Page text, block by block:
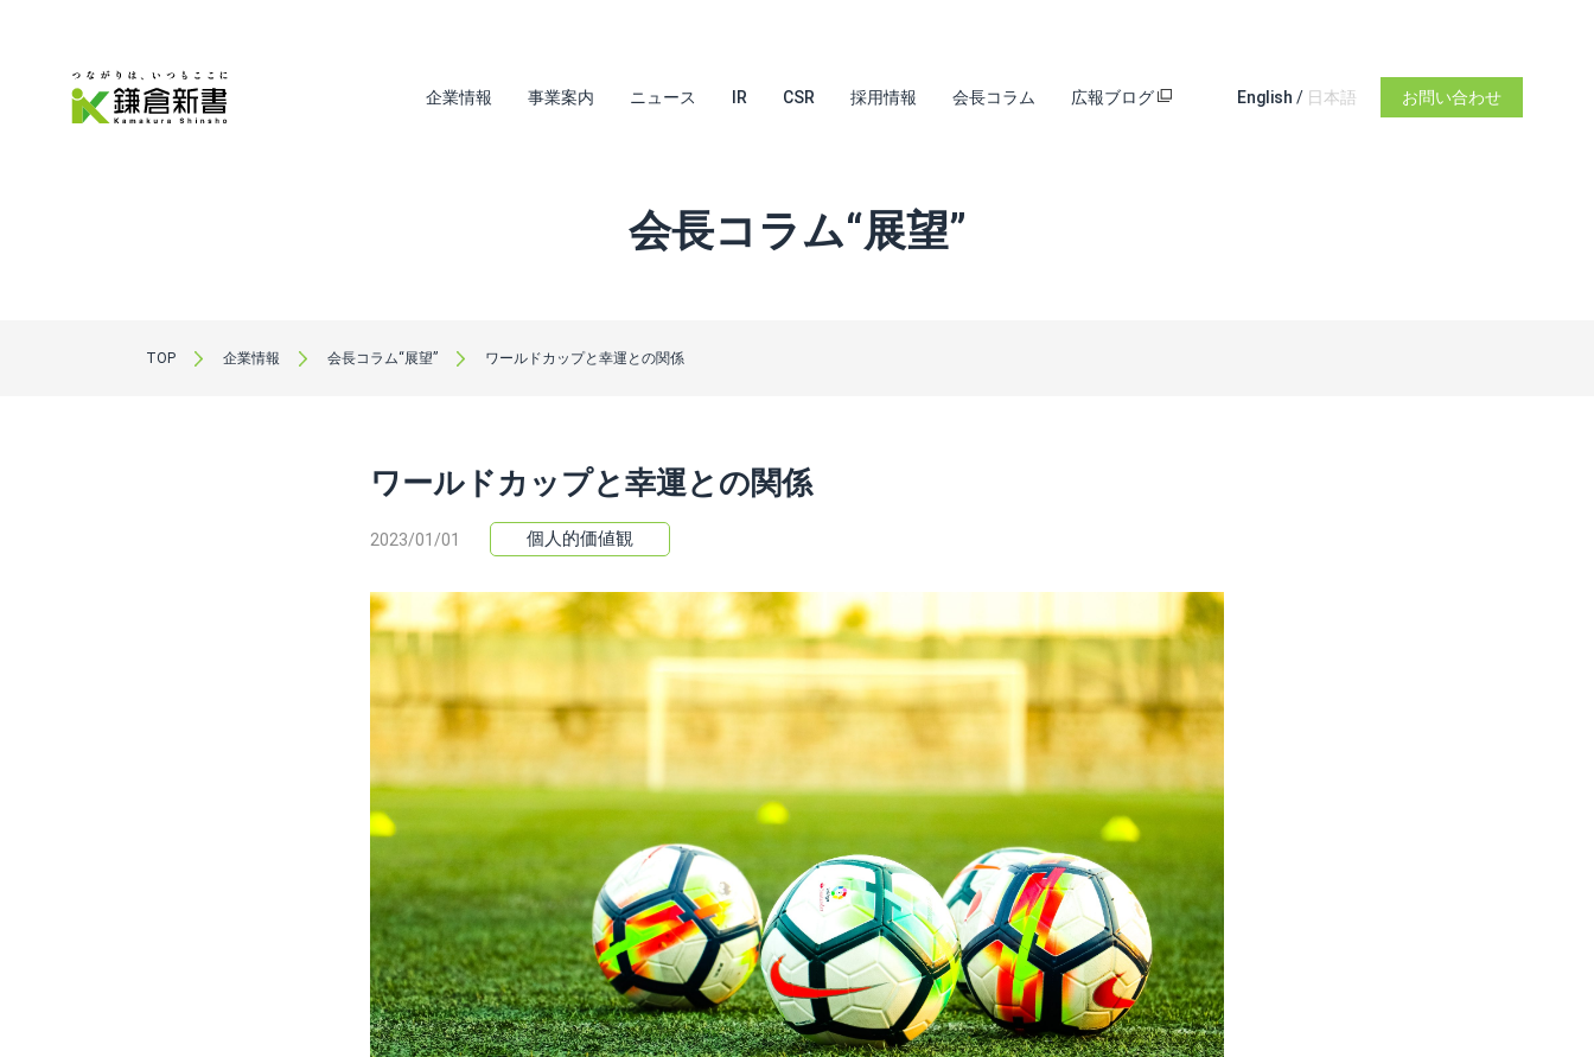
企業情報 事業案内 ニュース IR CSR 採用情報 会長コラム 広報ブログ English / 日本語 お問い合わせ
会長コラム“展望”
TOP 企業情報 会長コラム“展望” ワールドカップと幸運との関係
ワールドカップと幸運との関係
2023/01/01 個人的価値観